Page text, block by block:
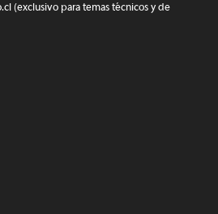
(exclusivo para temas técnicos y de